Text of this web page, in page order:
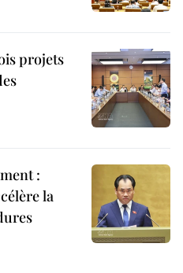
projets
:
la